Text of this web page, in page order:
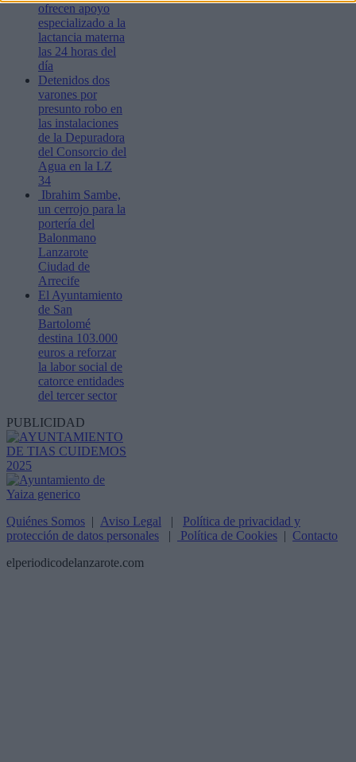
ofrecen apoyo
especializado a la
lactancia materna
las 24 horas del
día
Detenidos dos
varones por
presunto robo en
las instalaciones
de la Depuradora
del Consorcio del
Agua en la LZ
34
Ibrahim Sambe,
un cerrojo para la
portería del
Balonmano
Lanzarote
Ciudad de
Arrecife
El Ayuntamiento
de San
Bartolomé
destina 103.000
euros a reforzar
la labor social de
catorce entidades
del tercer sector
PUBLICIDAD
Quiénes Somos | Aviso Legal | Política de privacidad y
protección de datos personales | Política de Cookies | Contacto
elperiodicodelanzarote.com